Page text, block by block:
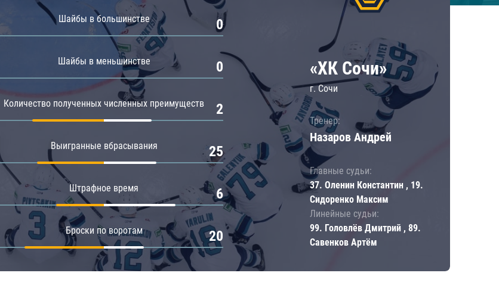
Шайбы в большинстве 0
Шайбы в меньшинстве 0
Количество полученных численных преимуществ 2
Выигранные вбрасывания 25
Штрафное время 6
Броски по воротам 20
«ХК Сочи»
г. Сочи
Тренер:
Назаров Андрей
Главные судьи:
37. Оленин Константин , 19.
Сидоренко Максим
Линейные судьи:
99. Головлёв Дмитрий , 89.
Савенков Артём